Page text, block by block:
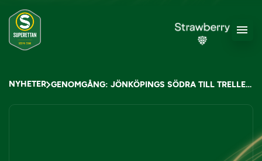
NYHETER GENOMGÅNG: JÖNKÖPINGS SÖDRA TILL TRELLEBORGS FF